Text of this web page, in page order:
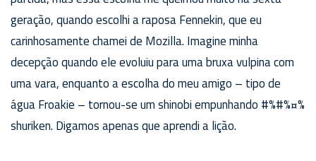
geração, quando escolhi a raposa Fennekin, que eu
carinhosamente chamei de Mozilla. Imagine minha
decepção quando ele evoluiu para uma bruxa vulpina com
uma vara, enquanto a escolha do meu amigo – tipo de
água Froakie – tornou-se um shinobi empunhando #%#%¤%
shuriken. Digamos apenas que aprendi a lição.